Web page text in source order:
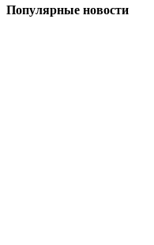
Популярные новости